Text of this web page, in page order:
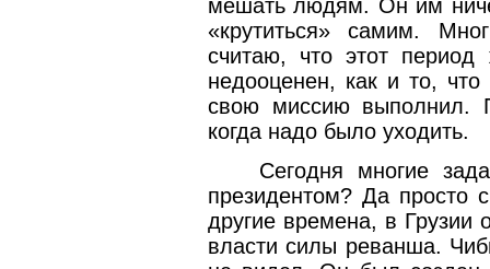
мешать людям. Он им
«крутиться» самим.
считаю, что этот период
недооценен, как и то,
свою миссию выполнил.
когда надо было уходить.
Сегодня многие
президентом? Да просто
другие времена, в Грузии
власти силы реванша.